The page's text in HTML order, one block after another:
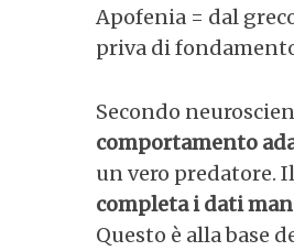
Apofenia = dal
priva di
Secondo
comportamento
un vero predatore.
completa i dati
Questo è alla base
S
a
r
c
h